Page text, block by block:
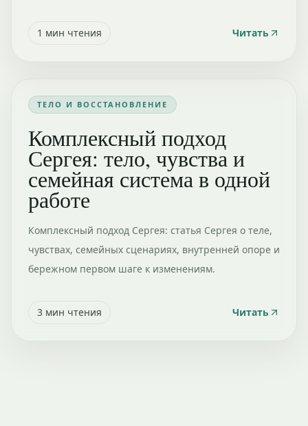
1 мин чтения Читать
ТЕЛО И ВОССТАНОВЛЕНИЕ
Комплексный подход
Сергея: тело, чувства и
семейная система в одной
работе
Комплексный подход Сергея: статья Сергея о теле,
чувствах, семейных сценариях, внутренней опоре и
бережном первом шаге к изменениям.
3 мин чтения Читать